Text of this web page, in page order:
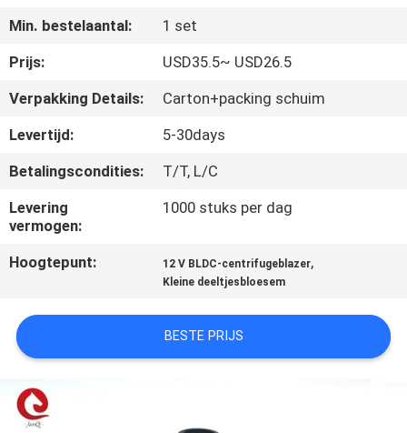
NEEM
CONTACT
MET
ONS
OP
NIEUWS
VRAAG
OFFERTE
SITEMAP
Min. bestelaantal:
1 set
Prijs:
USD35.5~ USD26.5
Verpakking Details:
Carton+packing schuim
Levertijd:
5-30days
Betalingscondities:
T/T, L/C
Levering
vermogen:
1000 stuks per dag
Hoogtepunt: 12 V BLDC-centrifugeblazer,
Kleine deeltjesbloesem
BESTE PRIJS